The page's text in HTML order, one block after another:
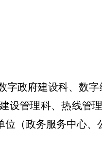
字政府建设科、数
设管理科、热线管
位（政务服务中心、